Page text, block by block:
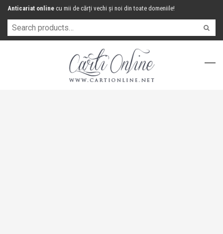
Anticariat online cu mii de cărți vechi și noi din toate domeniile!